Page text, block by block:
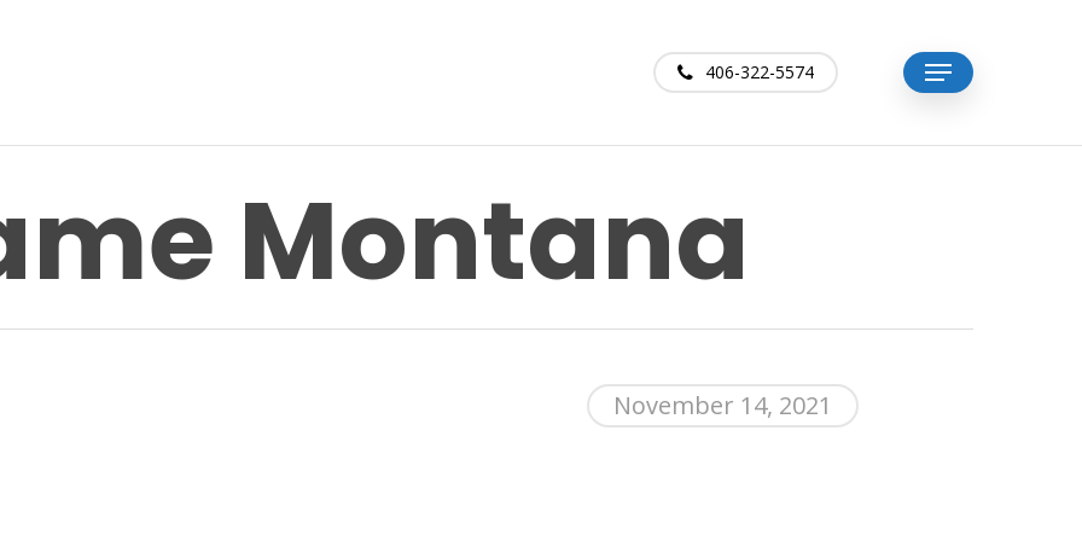
406-322-5574 Menu
Montana
November 14, 2021